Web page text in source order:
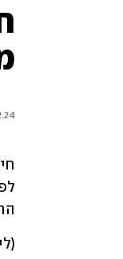
06:21